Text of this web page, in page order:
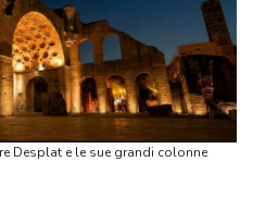
Desplat e le sue grandi colonne